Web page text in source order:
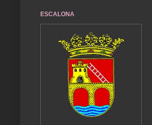
ESCALONA